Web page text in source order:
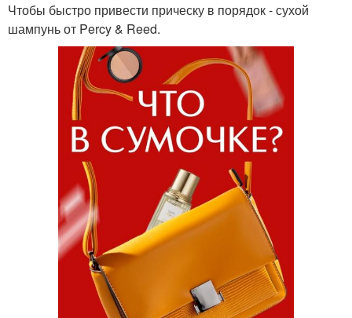
Чтобы быстро привести прическу в порядок - сухой
шампунь от Percy & Reed.